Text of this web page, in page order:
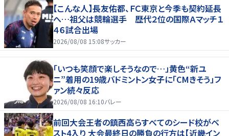
【こんな人】長友佑都、ＦＣ東京と今季も契約延長
へ…祖父は競輪選手 歴代２位の国際Ａマッチ１
４６試合出場
2026/08/08 15:08サッカー
「いつも笑顔で楽しそうなので…」黄色“新ユ
ニ”着用の19歳バドミントン女子に「CMきそう」フ
ァン続々反応
2026/08/08 16:10バレー
前回大会王者の鎮西高らすべてのシード校がベ
スト4入り 大会最終日の勝負の行方は【近畿イン